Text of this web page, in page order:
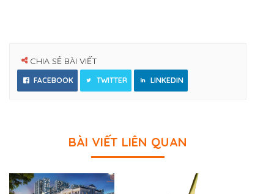
CHIA SẺ BÀI VIẾT
FACEBOOK TWITTER LINKEDIN
BÀI VIẾT LIÊN QUAN